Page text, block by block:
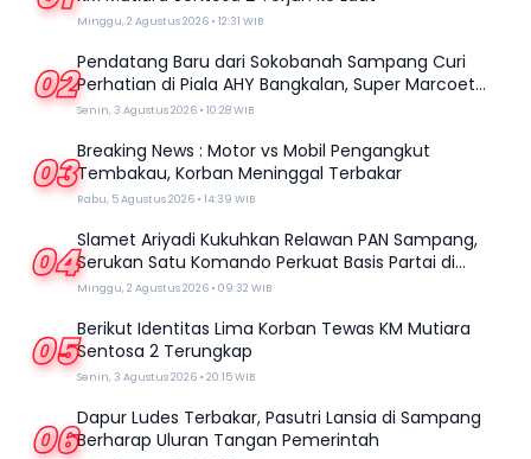
Minggu, 2 Agustus 2026 • 12:31 WIB
02Pendatang Baru dari Sokobanah Sampang Curi
Perhatian di Piala AHY Bangkalan, Super Marcoet
Juara 1 Galatama
Senin, 3 Agustus 2026 • 10:28 WIB
03Breaking News : Motor vs Mobil Pengangkut
Tembakau, Korban Meninggal Terbakar
Rabu, 5 Agustus 2026 • 14:39 WIB
04Slamet Ariyadi Kukuhkan Relawan PAN Sampang,
Serukan Satu Komando Perkuat Basis Partai di
Madura
Minggu, 2 Agustus 2026 • 09:32 WIB
05Berikut Identitas Lima Korban Tewas KM Mutiara
Sentosa 2 Terungkap
Senin, 3 Agustus 2026 • 20:15 WIB
06Dapur Ludes Terbakar, Pasutri Lansia di Sampang
Berharap Uluran Tangan Pemerintah